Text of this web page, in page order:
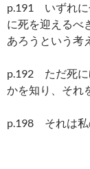
p.191 いずれに
に死を迎えるべ
あろうという考
p.192 ただ死に
かを知り、それ
p.198 それは私